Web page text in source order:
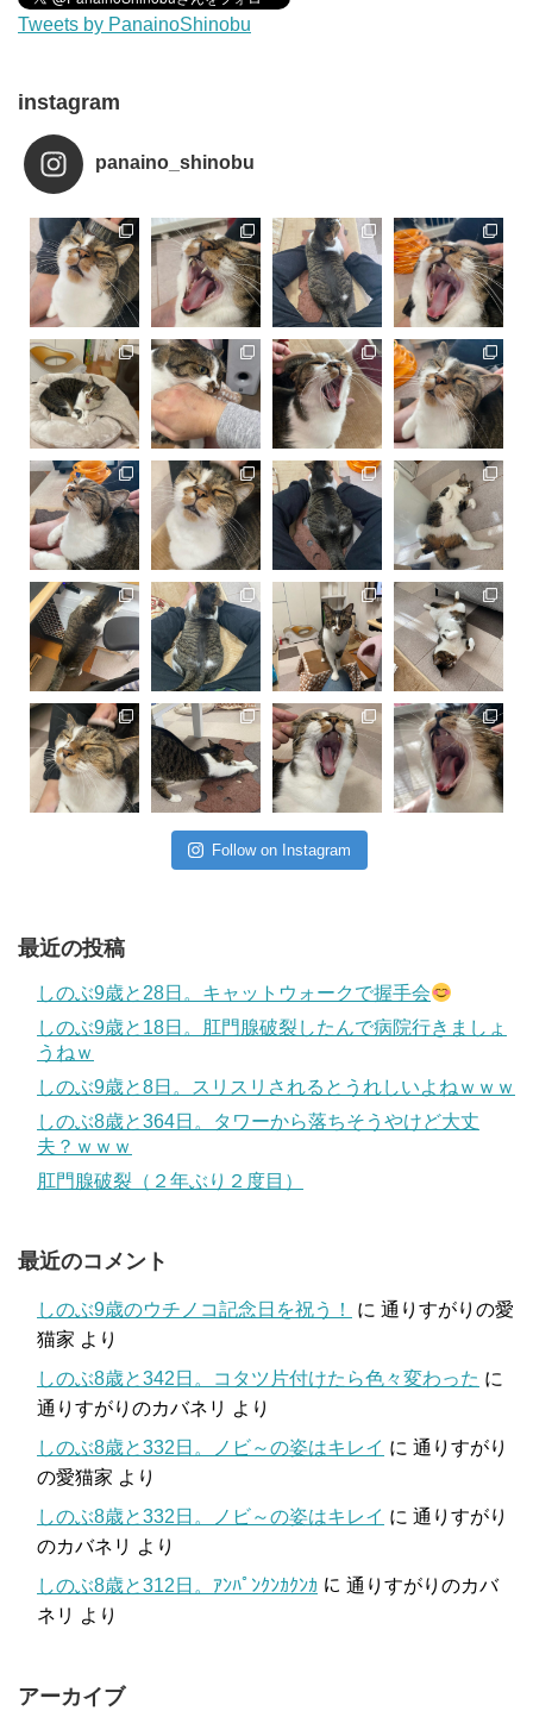
Tweets by PanainoShinobu
instagram
panaino_shinobu
Follow on Instagram
最近の投稿
しのぶ9歳と28日。キャットウォークで握手会
しのぶ9歳と18日。肛門腺破裂したんで病院行きましょ
うねｗ
しのぶ9歳と8日。スリスリされるとうれしいよねｗｗｗ
しのぶ8歳と364日。タワーから落ちそうやけど大丈
夫？ｗｗｗ
肛門腺破裂（２年ぶり２度目）
最近のコメント
しのぶ9歳のウチノコ記念日を祝う！ に 通りすがりの愛
猫家 より
しのぶ8歳と342日。コタツ片付けたら色々変わった に
通りすがりのカバネリ より
しのぶ8歳と332日。ノビ～の姿はキレイ に 通りすがり
の愛猫家 より
しのぶ8歳と332日。ノビ～の姿はキレイ に 通りすがり
のカバネリ より
しのぶ8歳と312日。ｱﾝﾊﾟﾝｸﾝｶｸﾝｶ に 通りすがりのカバ
ネリ より
アーカイブ